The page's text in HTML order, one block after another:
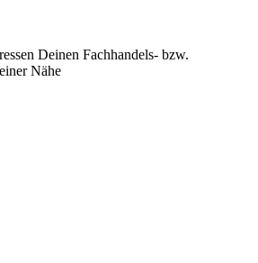
Deinen Fachhandels- bzw.
Nähe